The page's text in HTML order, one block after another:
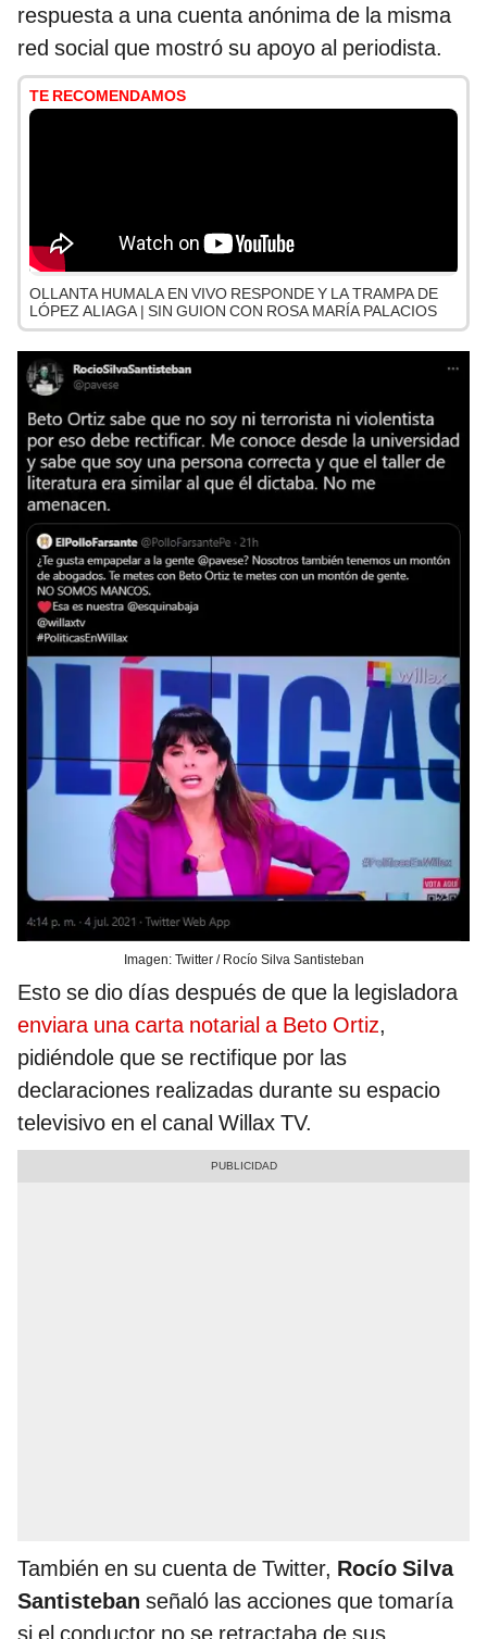
respuesta a una cuenta anónima de la misma
red social que mostró su apoyo al periodista.
TE RECOMENDAMOS
OLLANTA HUMALA EN VIVO RESPONDE Y LA TRAMPA DE
LÓPEZ ALIAGA | SIN GUION CON ROSA MARÍA PALACIOS
Imagen: Twitter / Rocío Silva Santisteban
Esto se dio días después de que la legisladora
enviara una carta notarial a Beto Ortiz,
pidiéndole que se rectifique por las
declaraciones realizadas durante su espacio
televisivo en el canal Willax TV.
También en su cuenta de Twitter, Rocío Silva
Santisteban señaló las acciones que tomaría
si el conductor no se retractaba de sus